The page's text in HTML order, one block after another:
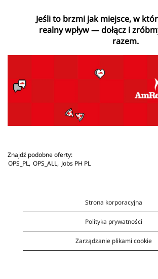
Jeśli to brzmi jak miejsce, w
realny wpływ — dołącz i
razem.
Znajdź podobne oferty:
OPS_PL, OPS_ALL, Jobs PH PL
Strona korporacyjna
Polityka prywatności
Zarządzanie plikami cookie